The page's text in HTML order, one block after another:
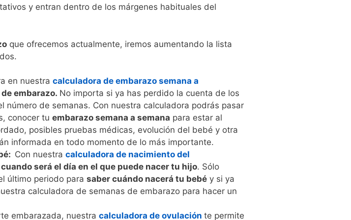
y entran dentro de los márgenes habituales del
que ofrecemos actualmente, iremos aumentando la lista
en nuestra calculadora de embarazo semana a
embarazo. No importa si ya has perdido la cuenta de los
número de semanas. Con nuestra calculadora podrás pasar
conocer tu embarazo semana a semana para estar al
posibles pruebas médicas, evolución del bebé y otra
informada en todo momento de lo más importante.
Con nuestra calculadora de nacimiento del
cuando será el día en el que puede nacer tu hijo. Sólo
último periodo para saber cuándo nacerá tu bebé y si ya
calculadora de semanas de embarazo para hacer un
embarazada, nuestra calculadora de ovulación te permite